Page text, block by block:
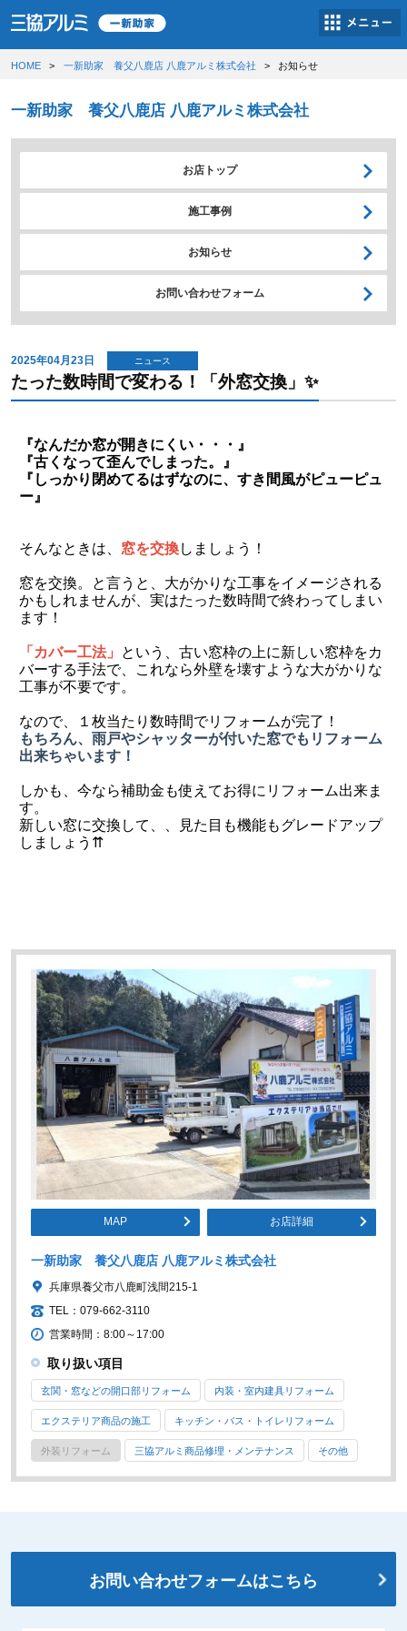
HOME 一新助家 養父八鹿店 八鹿アルミ株式会社 お知らせ
一新助家 養父八鹿店 八鹿アルミ株式会社
お店トップ
施工事例
お知らせ
お問い合わせフォーム
2025年04月23日 ニュース
たった数時間で変わる！「外窓交換」✨
MAP お店詳細
一新助家 養父八鹿店 八鹿アルミ株式会社
兵庫県養父市八鹿町浅間215-1
TEL：079-662-3110
営業時間：8:00～17:00
取り扱い項目
玄関・窓などの開口部リフォーム 内装・室内建具リフォーム
エクステリア商品の施工 キッチン・バス・トイレリフォーム
外装リフォーム 三協アルミ商品修理・メンテナンス その他
お問い合わせフォームはこちら